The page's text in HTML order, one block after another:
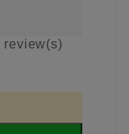
review(s)